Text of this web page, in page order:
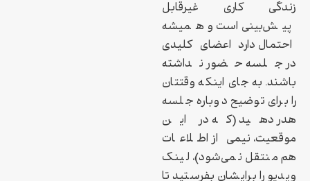
زندگی کاری غیرقابل
پیش‌بینی است و همیشه
احتمال دارد اعضای کلیدی
در جلسه حضور نداشته
باشند. به جای اینکه وقتتان
را برای توضیح دوباره جلسه
هدر دهید (که در این
موقعیت، نیمی از اطلاعات
هم منتقل نمی‌شود)، لینک
ویدیو را برایشان بفرستید تا